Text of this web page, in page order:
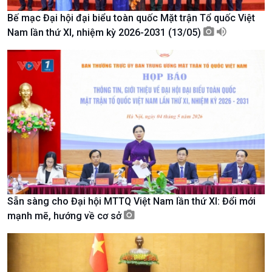
Tin Kinh tế
Trước giờ mở cửa
Dòng chảy Kinh tế
Tuyên chiến với gian lận
Nông nghiệp & Biển đảo
Tin Nông nghiệp & Biển
đảo
đảo
Tìm hiểu biển, đảo Việt
Bế mạc Đại hội đại biểu toàn quốc Mặt trận Tổ quốc Việt
Nam lần thứ XI, nhiệm kỳ 2026-2031 (13/05)
Sẵn sàng cho Đại hội MTTQ Việt Nam lần thứ XI: Đổi mới
mạnh mẽ, hướng về cơ sở